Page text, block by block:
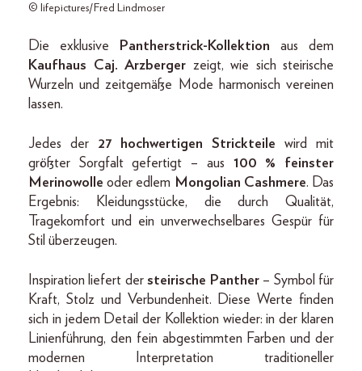
© lifepictures/Fred Lindmoser
Die exklusive Pantherstrick-Kollektion aus dem
Kaufhaus Caj. Arzberger zeigt, wie sich steirische
Wurzeln und zeitgemäße Mode harmonisch vereinen
lassen.
Jedes der 27 hochwertigen Strickteile wird mit
größter Sorgfalt gefertigt – aus 100 % feinster
Merinowolle oder edlem Mongolian Cashmere. Das
Ergebnis: Kleidungsstücke, die durch Qualität,
Tragekomfort und ein unverwechselbares Gespür für
Stil überzeugen.
Inspiration liefert dersteirische Panther– Symbol für
Kraft, Stolz und Verbundenheit. Diese Werte finden
sich in jedem Detail der Kollektion wieder: in der klaren
Linienführung, den fein abgestimmten Farben und der
modernen Interpretation traditioneller